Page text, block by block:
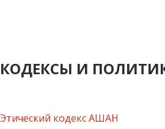
КОДЕКСЫ И
Этический кодекс АШАН